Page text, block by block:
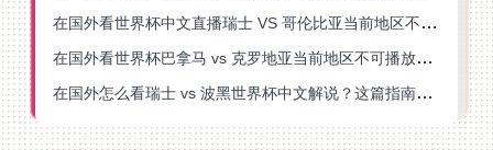
在国外看世界杯中文直播瑞士 VS 哥伦比亚当前地区不可播放？这篇指南帮你搞定
在国外看世界杯巴拿马 vs 克罗地亚当前地区不可播放？这篇指南帮你轻松解决海外体育直播难题
在国外怎么看瑞士 vs 波黑世界杯中文解说？这篇指南帮你搞定所有地区限制问题